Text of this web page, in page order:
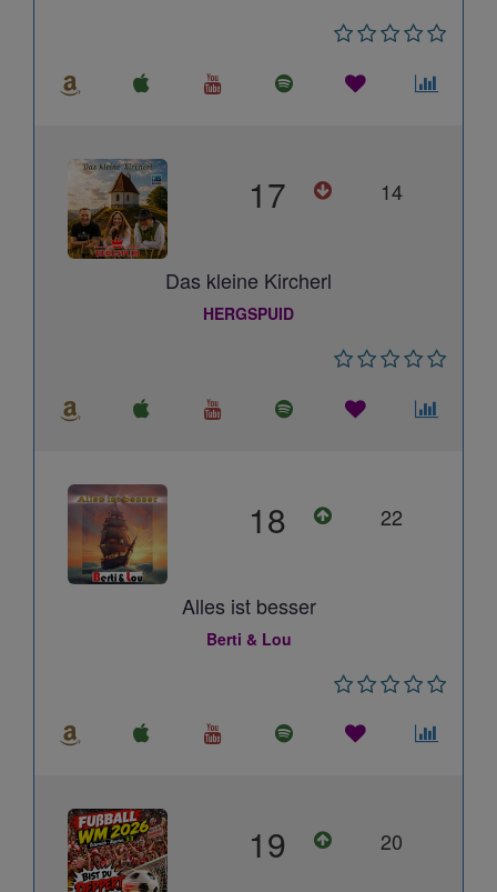
17 14
Das kleine Kircherl
HERGSPUID
18 22
Alles ist besser
Berti & Lou
19 20